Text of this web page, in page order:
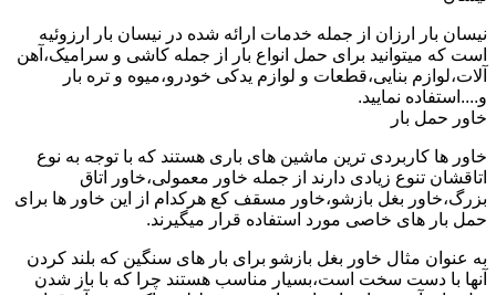
نیسان بار ارزان از جمله خدمات ارائه شده در نیسان بار ارزوئیه
است که میتوانید برای حمل انواع بار از جمله کاشی و سرامیک،آهن
آلات،لوازم بنایی،قطعات و لوازم یدکی خودرو،میوه و تره بار
و....استفاده نمایید.
خاور حمل بار
خاور ها کاربردی ترین ماشین های باری هستند که با توجه به نوع
اتاقشان تنوع زیادی دارند از جمله خاور معمولی،خاور اتاق
بزرگ،خاور بغل بازشو،خاور مسقف کع هرکدام از این خاور ها برای
حمل بار های خاصی مورد استفاده قرار میگیرند.
به عنوان مثال خاور بغل بازشو برای بار های سنگین که بلند کردن
آنها با دست سخت است،بسیار مناسب هستند چرا که با باز شدن